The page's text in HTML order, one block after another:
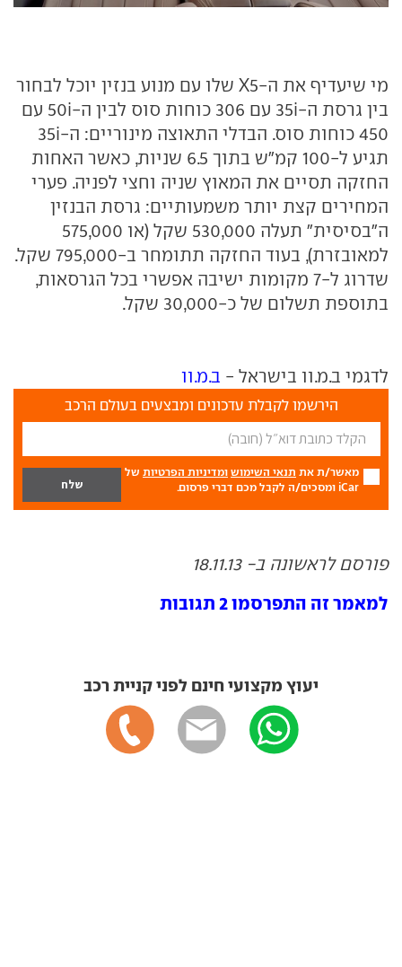
מי שיעדיף את ה-X5 שלו עם מנוע בנזין יוכל לבחור
בין גרסת ה-35i עם 306 כוחות סוס לבין ה-50i עם
450 כוחות סוס. הבדלי התאוצה מינוריים: ה-35i
תגיע ל-100 קמ"ש בתוך 6.5 שניות, כאשר האחות
החזקה תסיים את המאוץ שניה וחצי לפניה. פערי
המחירים קצת יותר משמעותיים: גרסת הבנזין
ה"בסיסית" תעלה 530,000 שקל (או 575,000
למאובזרת), בעוד החזקה תתומחר ב-795,000 שקל.
שדרוג ל-7 מקומות ישיבה אפשרי בכל הגרסאות,
בתוספת תשלום של כ-30,000 שקל.
לדגמי ב.מ.וו בישראל - ב.מ.וו
הירשמו לקבלת עדכונים ומבצעים בעולם הרכב
מאשר/ת את תנאי השימוש ומדיניות הפרטיות של
iCar ומסכים/ה לקבל מכם דברי פרסום.
פורסם לראשונה ב- 18.11.13
למאמר זה התפרסמו 2 תגובות
יעוץ מקצועי חינם לפני קניית רכב